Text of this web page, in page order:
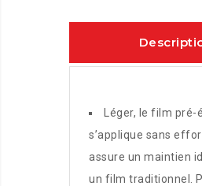
Léger, le film
s’applique sans
assure un maintien
un film traditionnel.